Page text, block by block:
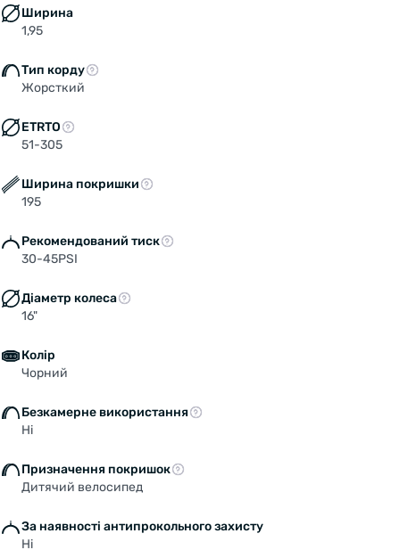
Ширина
1,95
Тип корду
Жорсткий
ETRTO
51-305
Ширина покришки
195
Рекомендований тиск
30-45PSI
Діаметр колеса
16"
Колір
Чорний
Безкамерне використання
Ні
Призначення покришок
Дитячий велосипед
За наявності антипрокольного захисту
Ні
Do you want to switch to the Dutch version of the